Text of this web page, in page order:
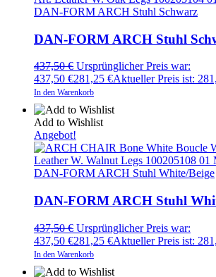
DAN-FORM ARCH Stuhl Schwarz
DAN-FORM ARCH Stuhl
437,50€ Ursprünglicher Preis war:
437,50 €281,25 €Aktueller Preis ist:
In den Warenkorb
Add to Wishlist
Angebot!
DAN-FORM ARCH Stuhl White/Beige
DAN-FORM ARCH Stuhl
437,50€ Ursprünglicher Preis war:
437,50 €281,25 €Aktueller Preis ist:
In den Warenkorb